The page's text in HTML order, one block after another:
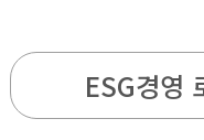
ESG경영